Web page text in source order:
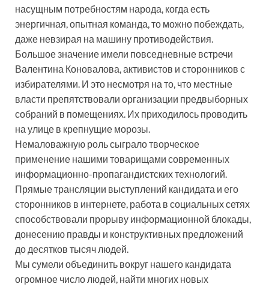
насущным потребностям народа, когда есть
энергичная, опытная команда, то можно побеждать,
даже невзирая на машину противодействия.
Большое значение имели повседневные встречи
Валентина Коновалова, активистов и сторонников с
избирателями. И это несмотря на то, что местные
власти препятствовали организации предвыборных
собраний в помещениях. Их приходилось проводить
на улице в крепнущие морозы.
Немаловажную роль сыграло творческое
применение нашими товарищами современных
информационно-пропагандистских технологий.
Прямые трансляции выступлений кандидата и его
сторонников в интернете, работа в социальных сетях
способствовали прорыву информационной блокады,
донесению правды и конструктивных предложений
до десятков тысяч людей.
Мы сумели объединить вокруг нашего кандидата
огромное число людей, найти многих новых